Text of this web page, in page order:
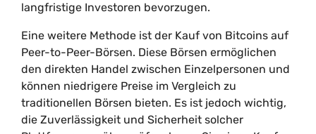
langfristige Investoren bevorzugen.
Eine weitere Methode ist der Kauf von Bitcoins auf
Peer-to-Peer-Börsen. Diese Börsen ermöglichen
den direkten Handel zwischen Einzelpersonen und
können niedrigere Preise im Vergleich zu
traditionellen Börsen bieten. Es ist jedoch wichtig,
die Zuverlässigkeit und Sicherheit solcher